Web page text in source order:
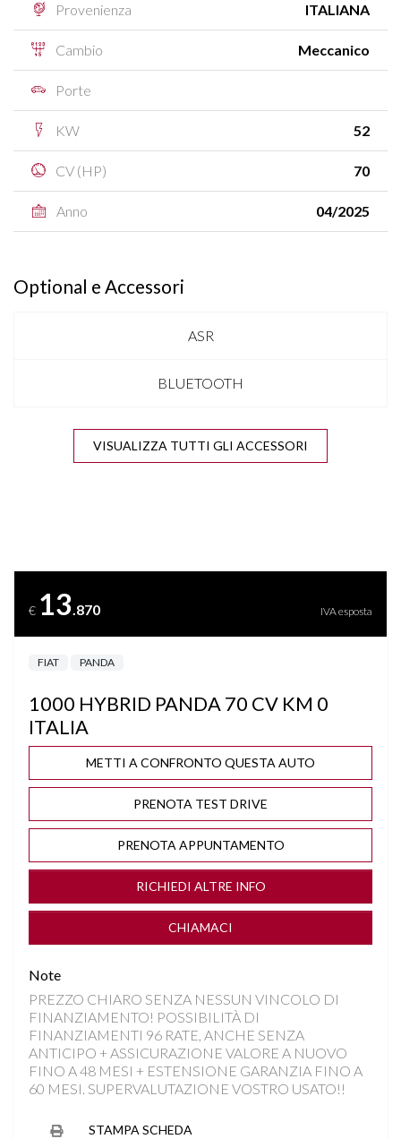
Provenienza ITALIANA
Cambio Meccanico
Porte
KW 52
CV (HP) 70
Anno 04/2025
Optional e Accessori
ASR
BLUETOOTH
CLIMA
FRENATA DI EMERGENZA
PARKTRONIC
START&STOP
STEREO USB
TFT
VISUALIZZA TUTTI GLI ACCESSORI
€ 13.870 IVA esposta
FIAT PANDA
1000 HYBRID PANDA 70 CV KM 0
ITALIA
METTI A CONFRONTO QUESTA AUTO
PRENOTA TEST DRIVE
PRENOTA APPUNTAMENTO
RICHIEDI ALTRE INFO
CHIAMACI
Note
PREZZO CHIARO SENZA NESSUN VINCOLO DI
FINANZIAMENTO! POSSIBILITÀ DI
FINANZIAMENTI 96 RATE, ANCHE SENZA
ANTICIPO + ASSICURAZIONE VALORE A NUOVO
FINO A 48 MESI + ESTENSIONE GARANZIA FINO A
60 MESI. SUPERVALUTAZIONE VOSTRO USATO!!
STAMPA SCHEDA